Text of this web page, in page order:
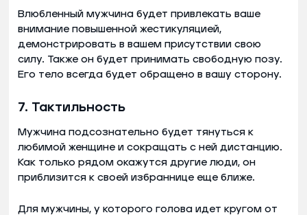
Влюбленный мужчина будет привлекать ваше
внимание повышенной жестикуляцией,
демонстрировать в вашем присутствии свою
силу. Также он будет принимать свободную позу.
Его тело всегда будет обращено в вашу сторону.
7. Тактильность
Мужчина подсознательно будет тянуться к
любимой женщине и сокращать с ней дистанцию.
Как только рядом окажутся другие люди, он
приблизится к своей избраннице еще ближе.
Для мужчины, у которого голова идет кругом от